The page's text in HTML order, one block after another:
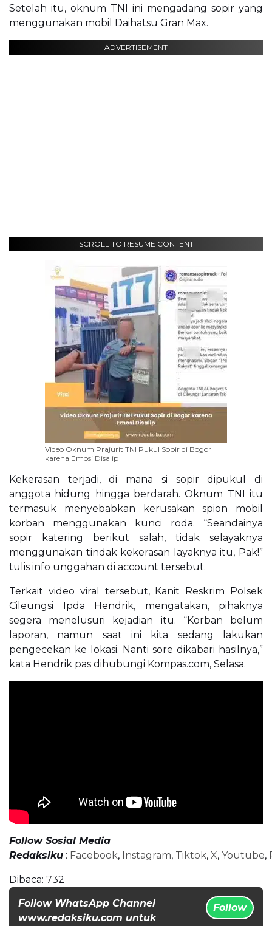
Setelah itu, oknum TNI ini mengadang sopir yang
menggunakan mobil Daihatsu Gran Max.
ADVERTISEMENT
SCROLL TO RESUME CONTENT
Video Oknum Prajurit TNI Pukul Sopir di Bogor
karena Emosi Disalip
Kekerasan terjadi, di mana si sopir dipukul di
anggota hidung hingga berdarah. Oknum TNI itu
termasuk menyebabkan kerusakan spion mobil
korban menggunakan kunci roda. “Seandainya
sopir katering berikut salah, tidak selayaknya
menggunakan tindak kekerasan layaknya itu, Pak!”
tulis info unggahan di account tersebut.
Terkait video viral tersebut, Kanit Reskrim Polsek
Cileungsi Ipda Hendrik, mengatakan, pihaknya
segera menelusuri kejadian itu. “Korban belum
laporan, namun saat ini kita sedang lakukan
pengecekan ke lokasi. Nanti sore dikabari hasilnya,”
kata Hendrik pas dihubungi Kompas.com, Selasa.
Follow Sosial Media
Redaksiku : Facebook, Instagram, Tiktok, X, Youtube,
Dibaca: 732
Follow WhatsApp Channel
www.redaksiku.com untuk
Follow